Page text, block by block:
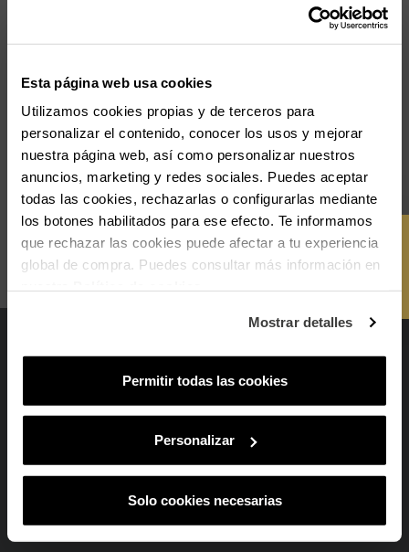
Esta página web usa cookies
Utilizamos cookies propias y de terceros para
personalizar el contenido, conocer los usos y mejorar
nuestra página web, así como personalizar nuestros
anuncios, marketing y redes sociales. Puedes aceptar
todas las cookies, rechazarlas o configurarlas mediante
los botones habilitados para ese efecto. Te informamos
que rechazar las cookies puede afectar a tu experiencia
global de compra. Puedes consultar más información en
Mostrar detalles
Permitir todas las cookies
Personalizar
Solo cookies necesarias
Smartwatch Jersey 36MM Sili
69,90 €
Mostrando 1-3 de 3 artículo(s)
Volver arriba
Relojes de Mujer
Joyas de Mujer
INFORMACIÓN
Y OBTÉN
-10%
-10% PARA TI
Y recibe novedades y acceso a
¿En qué tipo de productos tienes más
Mujer Hombre